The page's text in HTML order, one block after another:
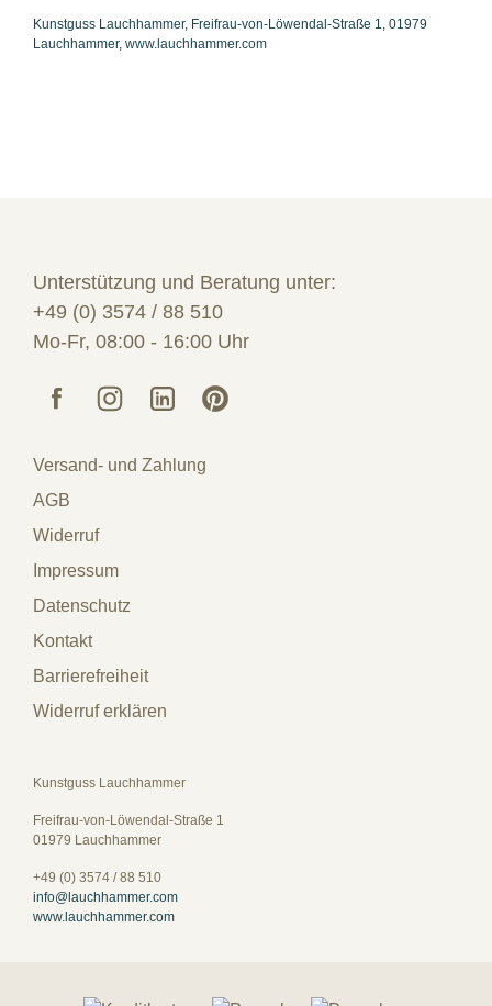
Kunstguss Lauchhammer, Freifrau-von-Löwendal-Straße 1, 01979
Lauchhammer, www.lauchhammer.com
Unterstützung und Beratung unter:
+49 (0) 3574 / 88 510
Mo-Fr, 08:00 - 16:00 Uhr
Versand- und Zahlung
AGB
Widerruf
Impressum
Datenschutz
Kontakt
Barrierefreiheit
Widerruf erklären
Kunstguss Lauchhammer
Freifrau-von-Löwendal-Straße 1
01979 Lauchhammer
+49 (0) 3574 / 88 510
info@lauchhammer.com
www.lauchhammer.com